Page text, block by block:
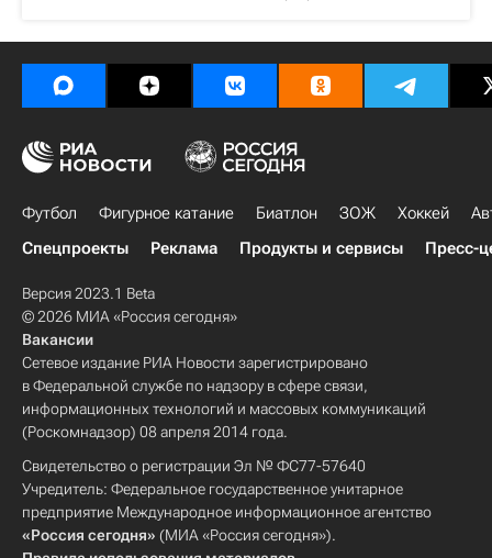
Футбол Фигурное катание Биатлон ЗОЖ Хоккей
Спецпроекты
Реклама Продукты и сервисы Пресс-
Версия 2023.1 Beta
© 2026 МИА «Россия сегодня»
Вакансии
Сетевое издание РИА Новости зарегистрировано
в Федеральной службе по надзору в сфере связи,
информационных технологий и массовых коммуникаций
(Роскомнадзор) 08 апреля 2014 года.
Свидетельство о регистрации Эл № ФС77-57640
Учредитель: Федеральное государственное унитарное
предприятие Международное информационное агентство
«Россия сегодня» (МИА «Россия сегодня»).